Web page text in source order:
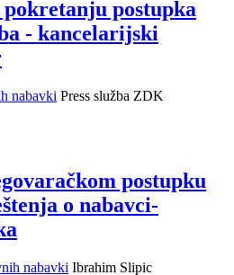
pokretanju postupka
- kancelarijski
nabavki Press služba ZDK
postupku
o nabavci-
nabavki Ibrahim Slipic